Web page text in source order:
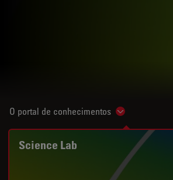
O portal de conhecimentos Show
Science Lab